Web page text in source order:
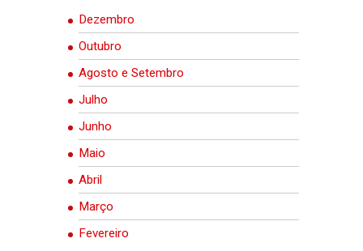
Dezembro
Outubro
Agosto e Setembro
Julho
Junho
Maio
Abril
Março
Fevereiro